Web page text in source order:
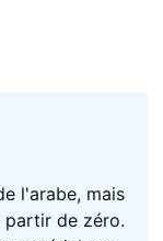
l'arabe, mais
partir de zéro.